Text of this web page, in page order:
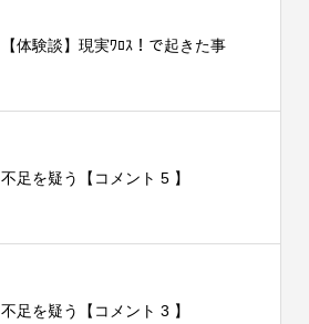
【体験談】現実ﾜﾛｽ！で起きた事
不足を疑う【コメント 5 】
不足を疑う【コメント 3 】